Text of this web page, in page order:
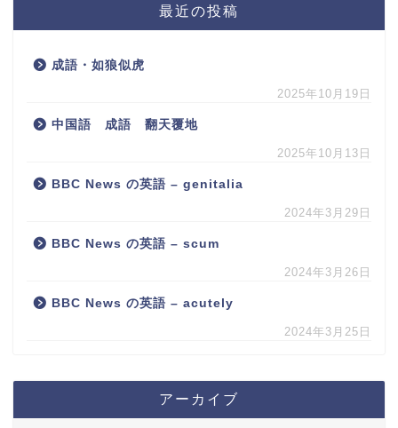
最近の投稿
成語・如狼似虎
2025年10月19日
中国語 成語 翻天覆地
2025年10月13日
BBC News の英語 – genitalia
2024年3月29日
BBC News の英語 – scum
2024年3月26日
BBC News の英語 – acutely
2024年3月25日
アーカイブ